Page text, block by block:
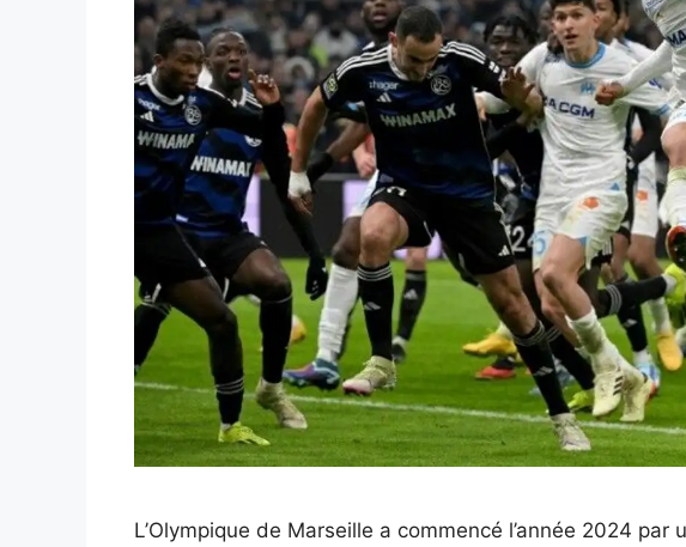
L’Olympique de Marseille a commencé l’année 2024